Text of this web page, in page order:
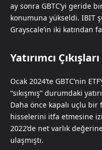
ay sonra GBTC’yi geride
konumuna yükseldi. IBIT
Grayscale’in iki katından
Yatırımcı Çıkışları
Ocak 2024’te GBTC’nin
“sıkışmış” durumdaki
Daha önce kapalı uçlu bir
hisselerini itfa etmesine
2022’de net varlık
ulaşmıştı.